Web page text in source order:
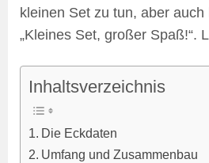
kleinen Set zu tun, aber
„Kleines Set, großer Spaß!“.
Inhaltsverzeichnis
Die Eckdaten
Umfang und Zusammenbau